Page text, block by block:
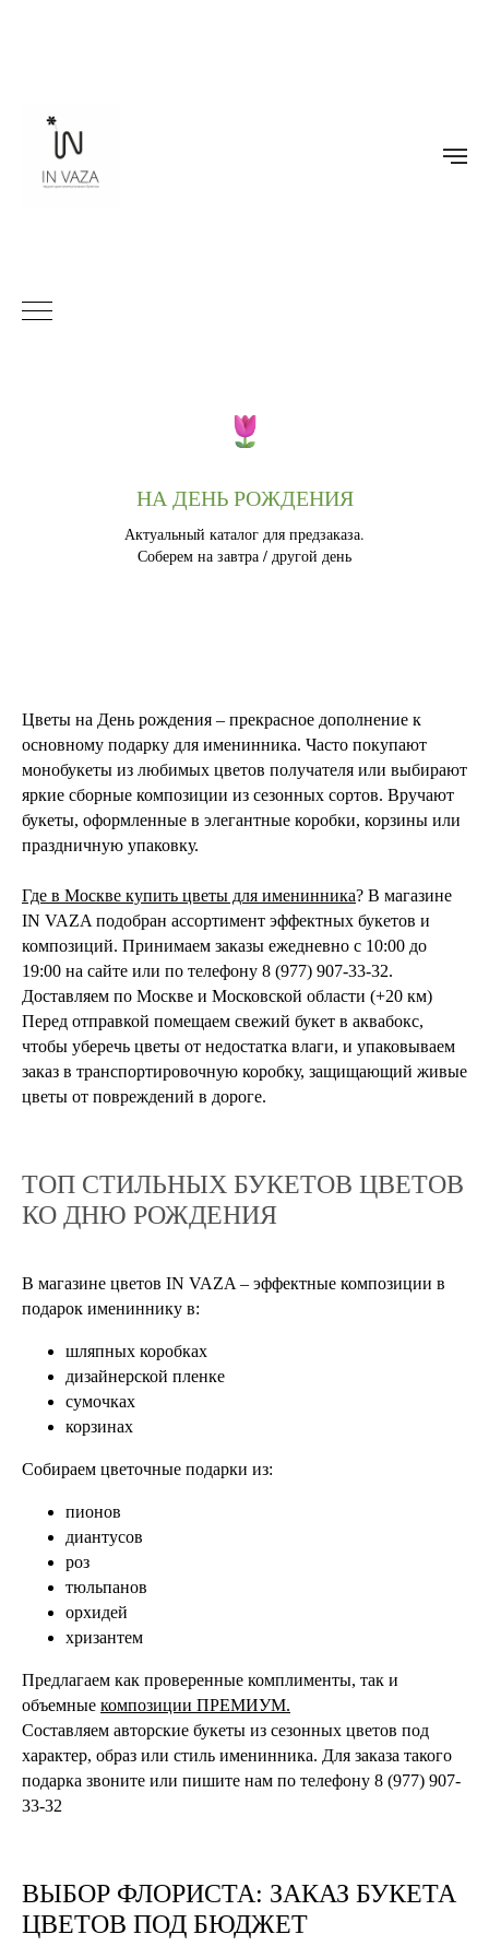
НА ДЕНЬ РОЖДЕНИЯ
Актуальный каталог для предзаказа.
Соберем на завтра / другой день
Цветы на День рождения – прекрасное дополнение к
основному подарку для именинника. Часто покупают
монобукеты из любимых цветов получателя или выбирают
яркие сборные композиции из сезонных сортов. Вручают
букеты, оформленные в элегантные коробки, корзины или
праздничную упаковку.
Где в Москве купить цветы для именинника? В магазине
IN VAZA подобран ассортимент эффектных букетов и
композиций. Принимаем заказы ежедневно с 10:00 до
19:00 на сайте или по телефону 8 (977) 907-33-32.
Доставляем по Москве и Московской области (+20 км)
Перед отправкой помещаем свежий букет в аквабокс,
чтобы уберечь цветы от недостатка влаги, и упаковываем
заказ в транспортировочную коробку, защищающий живые
цветы от повреждений в дороге.
ТОП СТИЛЬНЫХ БУКЕТОВ ЦВЕТОВ
КО ДНЮ РОЖДЕНИЯ
В магазине цветов IN VAZA – эффектные композиции в
подарок имениннику в:
шляпных коробках
дизайнерской пленке
сумочках
корзинах
Собираем цветочные подарки из:
пионов
диантусов
роз
тюльпанов
орхидей
хризантем
Предлагаем как проверенные комплименты, так и
объемные композиции ПРЕМИУМ.
Составляем авторские букеты из сезонных цветов под
характер, образ или стиль именинника. Для заказа такого
подарка звоните или пишите нам по телефону 8 (977) 907-
33-32
ВЫБОР ФЛОРИСТА: ЗАКАЗ БУКЕТА
ЦВЕТОВ ПОД БЮДЖЕТ